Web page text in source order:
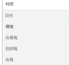
時間
日付
機種
出発地
目的地
出発